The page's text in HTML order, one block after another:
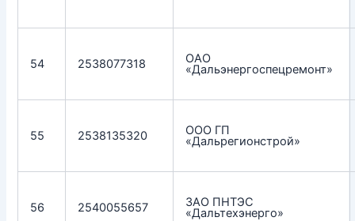
54 2538077318 ОАО
«Дальэнергоспецремонт»
55 2538135320 ООО ГП
«Дальрегионстрой»
56 2540055657 ЗАО ПНТЭС
«Дальтехэнерго»